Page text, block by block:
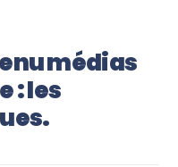
médias
: les